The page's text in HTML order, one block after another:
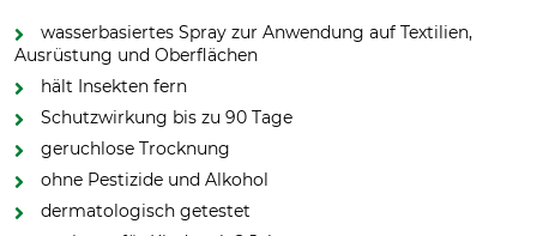
wasserbasiertes Spray zur Anwendung auf Textilien,
Ausrüstung und Oberflächen
hält Insekten fern
Schutzwirkung bis zu 90 Tage
geruchlose Trocknung
ohne Pestizide und Alkohol
dermatologisch getestet